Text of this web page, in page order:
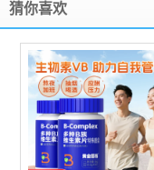
猜你喜欢